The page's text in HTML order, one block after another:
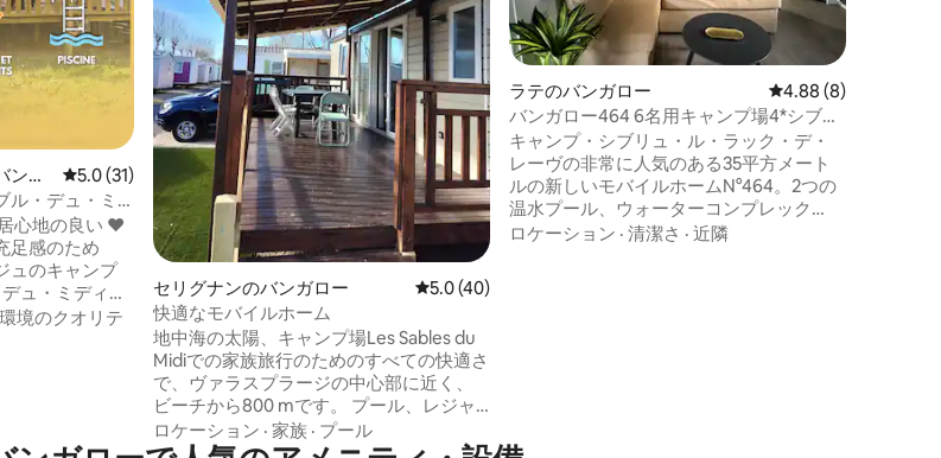
評価
ンガ
レビュー31件、5つ星中5.0つ星の平均評価
5.0 (31)
ル・デュ・ミ
〜
心地の良い ❤️
足感のため
ュのキャンプ
ュ・ミディの
ください 🏖️ ➡️
トレスなく
境のクオリテ
セリグナンのバンガロー レビュー40件、5つ星中5.0つ星の平均評価
5.0 (40)
快適なモバイルホーム
地中海の太陽、キャンプ場Les Sables du
Midiでの家族旅行のためのすべての快適さ
で、ヴァラスプラージの中心部に近く、
ビーチから800 mです。 プール、レジャ
ーエリア、エンターテイメントへのアク
セスは含まれていません。キャンプ場や
ロケーション · 家族 · プール
ラテのバンガロー レビュー8件、5つ星
4.88 (8)
バンガロー464 6名用キャンプ場4*シブル
ー・ラック・デ・レーヴ
キャンプ・シブリュ・ル・ラック・デ・
レーヴの非常に人気のある35平方メート
ルの新しいモバイルホームN°464。2つの
温水プール、ウォーターコンプレック
ス、ペロールの池のほとりにあり、快適
ロケーション · 清潔さ · 近隣